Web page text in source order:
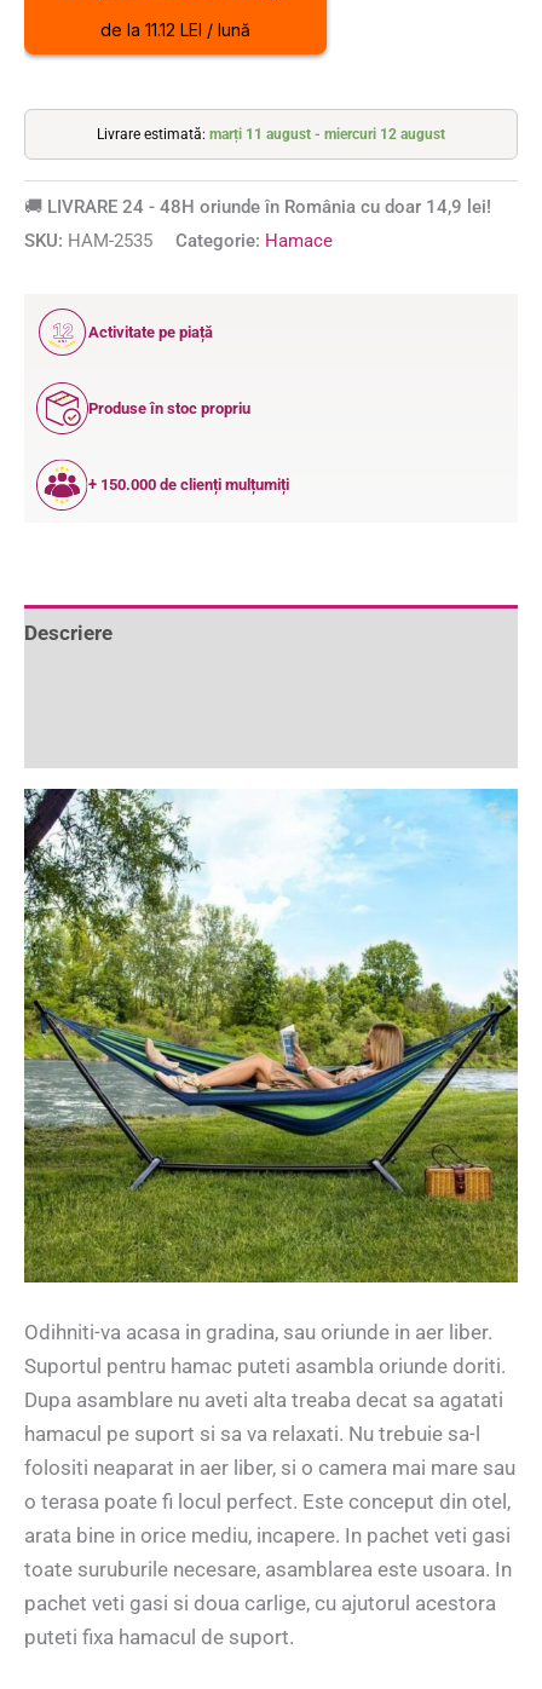
de la 11.12 LEI / lună
Livrare estimată: marți 11 august - miercuri 12 august
🚚 LIVRARE 24 - 48H oriunde în România cu doar 14,9 lei!
SKU: HAM-2535 Categorie: Hamace
12
ANI
Activitate pe piață
Produse în stoc propriu
+ 150.000 de clienți mulțumiți
Descriere
Odihniti-va acasa in gradina, sau oriunde in aer liber.
Suportul pentru hamac puteti asambla oriunde doriti.
Dupa asamblare nu aveti alta treaba decat sa agatati
hamacul pe suport si sa va relaxati. Nu trebuie sa-l
folositi neaparat in aer liber, si o camera mai mare sau
o terasa poate fi locul perfect. Este conceput din otel,
arata bine in orice mediu, incapere. In pachet veti gasi
toate suruburile necesare, asamblarea este usoara. In
pachet veti gasi si doua carlige, cu ajutorul acestora
puteti fixa hamacul de suport.